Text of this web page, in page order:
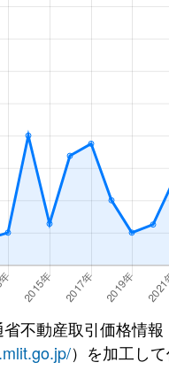
不動産取引価格情報
）を加工し